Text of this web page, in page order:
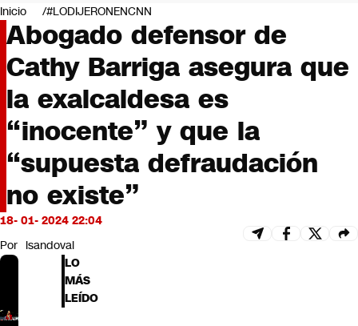
Negocios
Deportes
Programas completos
Cultura
Servicios
Bits
CNN tiempo
Futuro 360
Opinión
Inicio #LODIJERONENCNN
Abogado defensor de
Cathy Barriga asegura que
la exalcaldesa es
“inocente” y que la
“supuesta defraudación
no existe”
18- 01- 2024 22:04
Por lsandoval
LO
MÁS
LEÍDO